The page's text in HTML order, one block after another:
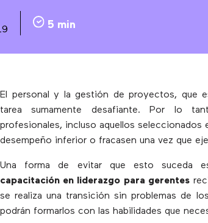
5 min
El personal y la gestión de proyectos, que
tarea sumamente desafiante. Por lo
profesionales, incluso aquellos seleccionados
desempeño inferior o fracasen una vez que
Una forma de evitar que esto suceda
capacitación en liderazgo para gerentes
se realiza una transición sin problemas de
podrán formarlos con las habilidades que